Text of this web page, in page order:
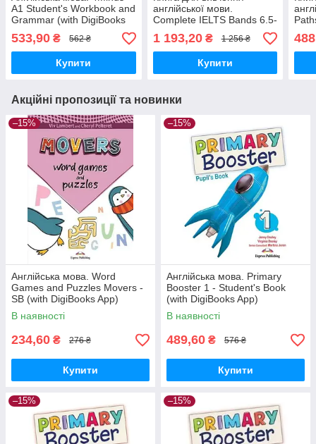
A1 Student's Workbook and
Grammar (with DigiBooks
App)
533,90 ₴ 562 ₴
Купити
англійської мови.
Complete IELTS Bands 6.5-
7.5 Student's Book with
answers
1 193,20₴ 1 256 ₴
Купити
Акційні пропозиції та новинки
–15%
Англійська мова. Word
Games and Puzzles Movers -
SB (with DigiBooks App)
В наявності
234,60 ₴ 276 ₴
Купити
–15%
Англійська мова. Primary
Booster 1 - Student's Book
(with DigiBooks App)
В наявності
489,60 ₴ 576 ₴
Купити
–15% –15%